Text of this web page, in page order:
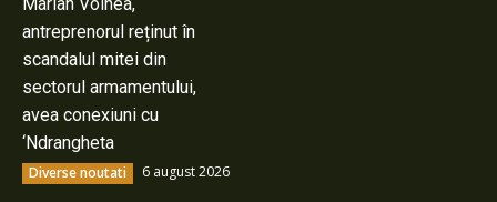
Marian Voinea,
antreprenorul reținut în
scandalul mitei din
sectorul armamentului,
avea conexiuni cu
‘Ndrangheta
Diverse noutati 6 august 2026